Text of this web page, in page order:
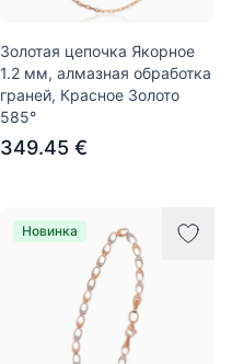
Золотая цепочка Якорное
1.2 мм, алмазная обработка
граней, Красное Золото
585°
349.45 €
Новинка